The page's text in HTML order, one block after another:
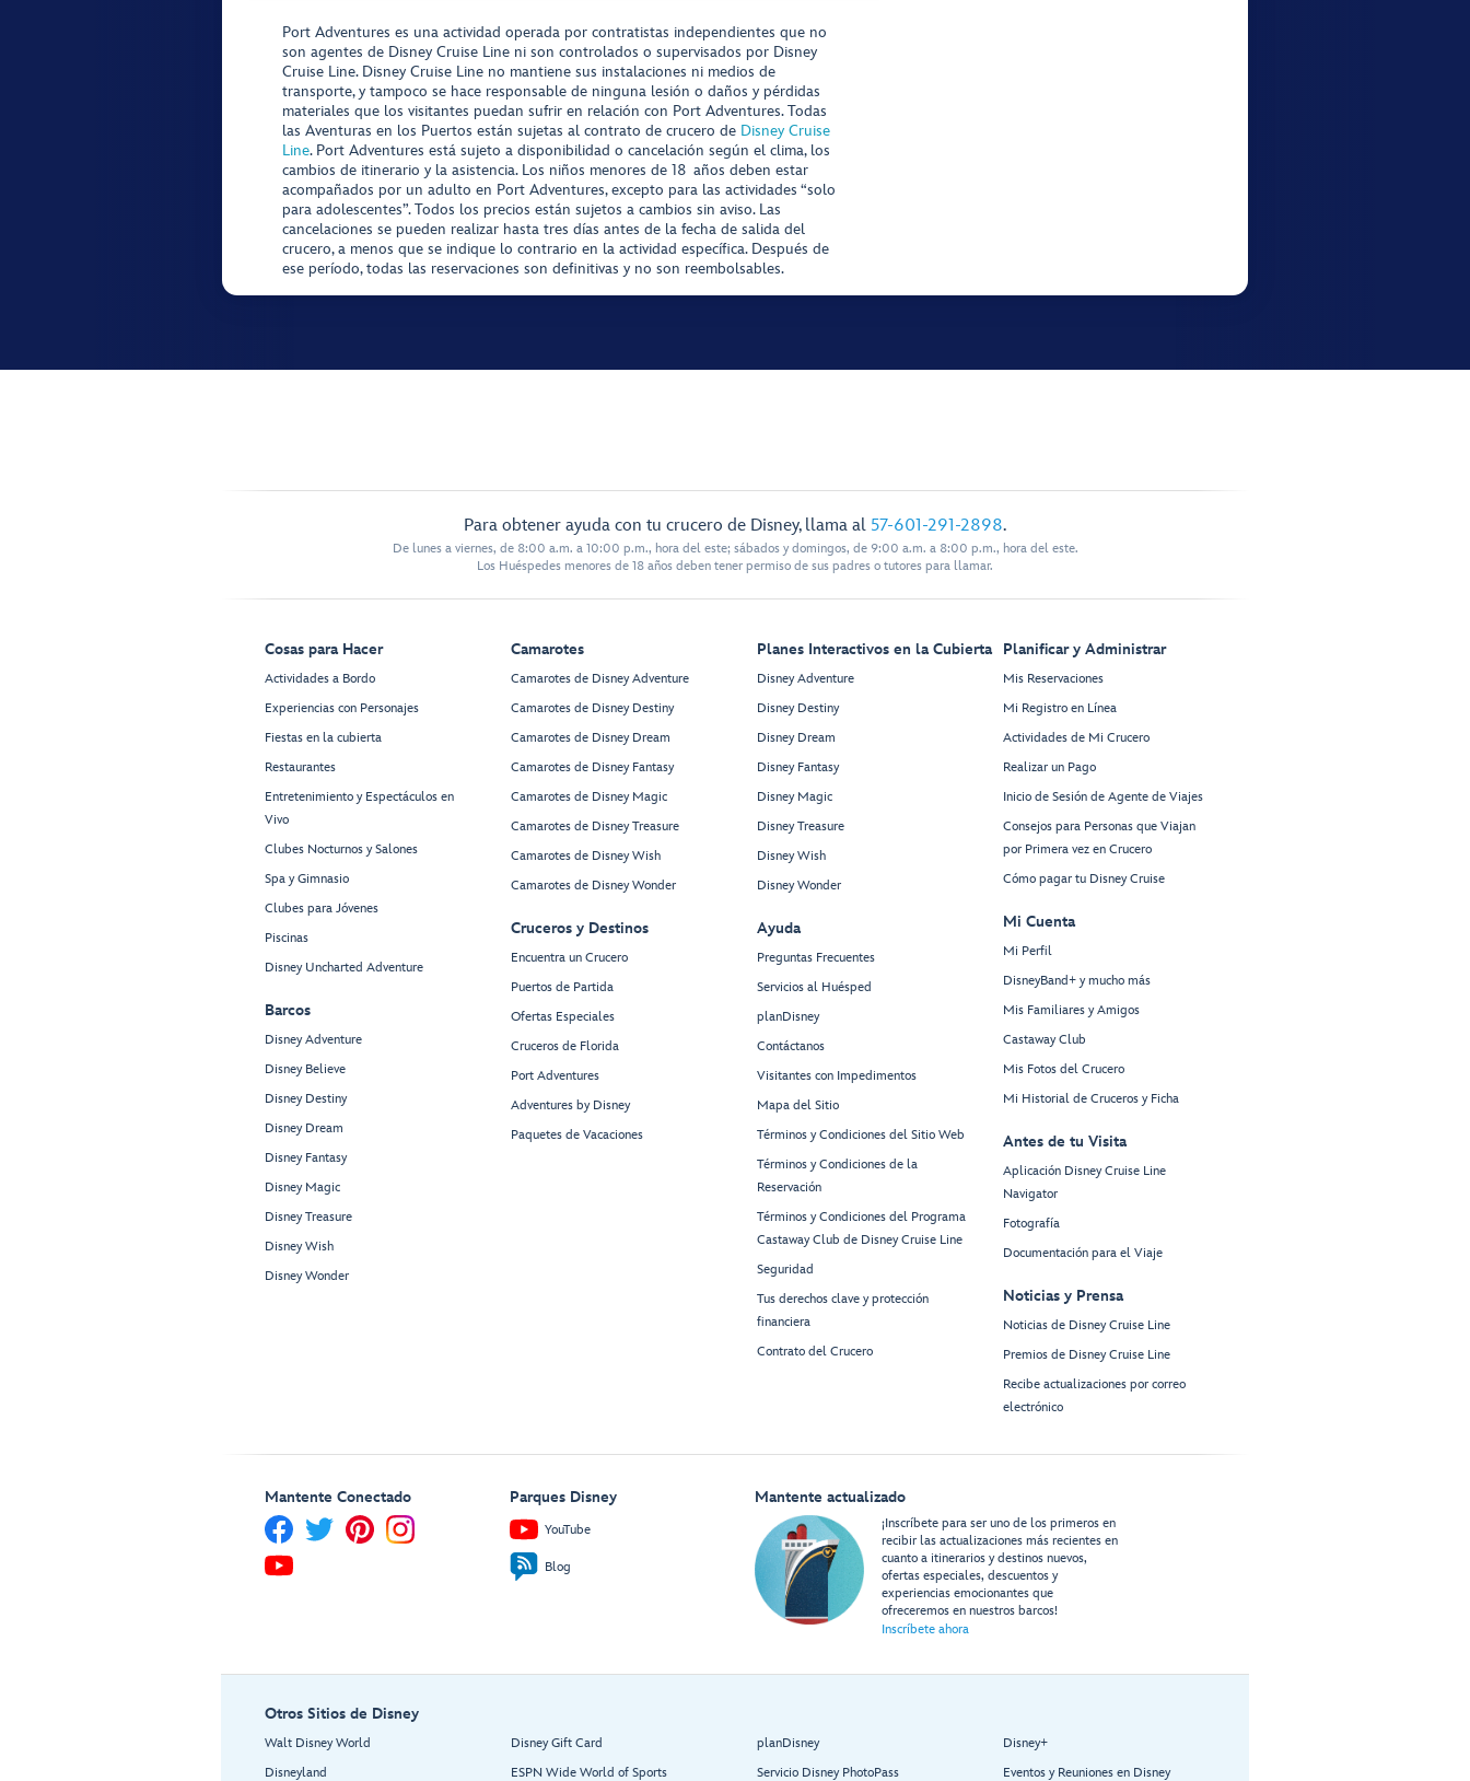
Port Adventures es una actividad operada por contratistas independientes que no
son agentes de Disney Cruise Line ni son controlados o supervisados por Disney
Cruise Line. Disney Cruise Line no mantiene sus instalaciones ni medios de
transporte, y tampoco se hace responsable de ninguna lesión o daños y pérdidas
materiales que los visitantes puedan sufrir en relación con Port Adventures. Todas
las Aventuras en los Puertos están sujetas al contrato de crucero de Disney Cruise
Line. Port Adventures está sujeto a disponibilidad o cancelación según el clima, los
cambios de itinerario y la asistencia. Los niños menores de 18 años deben estar
acompañados por un adulto en Port Adventures, excepto para las actividades “solo
para adolescentes”. Todos los precios están sujetos a cambios sin aviso. Las
cancelaciones se pueden realizar hasta tres días antes de la fecha de salida del
crucero, a menos que se indique lo contrario en la actividad específica. Después de
ese período, todas las reservaciones son definitivas y no son reembolsables.
Para obtener ayuda con tu crucero de Disney, llama al 57-601-291-2898.
De lunes a viernes, de 8:00 a.m. a 10:00 p.m., hora del este; sábados y domingos, de 9:00 a.m. a 8:00 p.m., hora del este.
Los Huéspedes menores de 18 años deben tener permiso de sus padres o tutores para llamar.
Cosas para Hacer
Actividades a Bordo
Experiencias con Personajes
Fiestas en la cubierta
Restaurantes
Entretenimiento y Espectáculos en
Vivo
Clubes Nocturnos y Salones
Spa y Gimnasio
Clubes para Jóvenes
Piscinas
Disney Uncharted Adventure
Barcos
Disney Adventure
Disney Believe
Disney Destiny
Disney Dream
Disney Fantasy
Disney Magic
Disney Treasure
Disney Wish
Disney Wonder
Camarotes
Camarotes de Disney Adventure
Camarotes de Disney Destiny
Camarotes de Disney Dream
Camarotes de Disney Fantasy
Camarotes de Disney Magic
Camarotes de Disney Treasure
Camarotes de Disney Wish
Camarotes de Disney Wonder
Cruceros y Destinos
Encuentra un Crucero
Puertos de Partida
Ofertas Especiales
Cruceros de Florida
Port Adventures
Adventures by Disney
Paquetes de Vacaciones
Planes Interactivos en la Cubierta
Disney Adventure
Disney Destiny
Disney Dream
Disney Fantasy
Disney Magic
Disney Treasure
Disney Wish
Disney Wonder
Ayuda
Preguntas Frecuentes
Servicios al Huésped
planDisney
Contáctanos
Visitantes con Impedimentos
Mapa del Sitio
Términos y Condiciones del Sitio Web
Términos y Condiciones de la
Reservación
Términos y Condiciones del Programa
Castaway Club de Disney Cruise Line
Seguridad
Tus derechos clave y protección
financiera
Contrato del Crucero
Planificar y Administrar
Mis Reservaciones
Mi Registro en Línea
Actividades de Mi Crucero
Realizar un Pago
Inicio de Sesión de Agente de Viajes
Consejos para Personas que Viajan
por Primera vez en Crucero
Cómo pagar tu Disney Cruise
Mi Cuenta
Mi Perfil
DisneyBand+ y mucho más
Mis Familiares y Amigos
Castaway Club
Mis Fotos del Crucero
Mi Historial de Cruceros y Ficha
Antes de tu Visita
Aplicación Disney Cruise Line
Navigator
Fotografía
Documentación para el Viaje
Noticias y Prensa
Noticias de Disney Cruise Line
Premios de Disney Cruise Line
Recibe actualizaciones por correo
electrónico
Mantente Conectado Parques Disney
YouTube
Blog
Mantente actualizado
¡Inscríbete para ser uno de los primeros en
recibir las actualizaciones más recientes en
cuanto a itinerarios y destinos nuevos,
ofertas especiales, descuentos y
experiencias emocionantes que
ofreceremos en nuestros barcos!
Inscríbete ahora
Otros Sitios de Disney
Walt Disney World
Disneyland
Disney Gift Card
ESPN Wide World of Sports
planDisney
Servicio Disney PhotoPass
Disney+
Eventos y Reuniones en Disney